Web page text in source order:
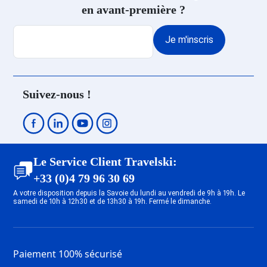
en avant-première ?
Je m'inscris
Suivez-nous !
Le Service Client Travelski:
+33 (0)4 79 96 30 69
A votre disposition depuis la Savoie du lundi au vendredi de 9h à 19h. Le
samedi de 10h à 12h30 et de 13h30 à 19h. Fermé le dimanche.
Paiement 100% sécurisé